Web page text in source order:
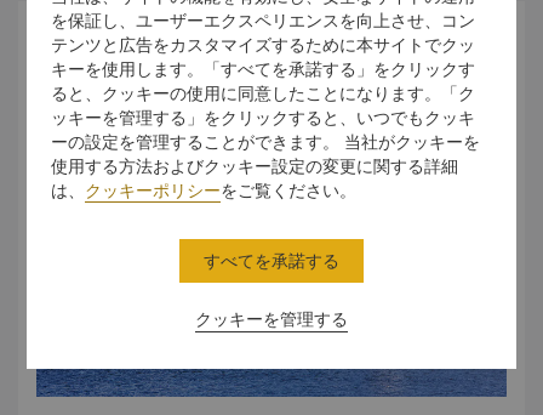
れています。
40平方キロメートルにわたる敷地には、ひとつひとつの墓が
異なる丘のふもとに配置され、神道と呼ばれる道によって他
の墓と結ばれています。
神道の両脇には人間や動物の形をした18対の石像が立ち並
び、王朝の権力と永遠の強さを象徴しています。 13代皇帝・
神宗の墓、定陵のみが発掘されています。
ネイチャー
を保証し、ユーザーエクスペリエンスを向上させ、コン
テンツと広告をカスタマイズするために本サイトでクッ
キーを使用します。「すべてを承諾する」をクリックす
ると、クッキーの使用に同意したことになります。「ク
ッキーを管理する」をクリックすると、いつでもクッキ
ーの設定を管理することができます。 当社がクッキーを
使用する方法およびクッキー設定の変更に関する詳細
は、 クッキーポリシーをご覧ください。
クッキーを管理する
すべてを承諾する